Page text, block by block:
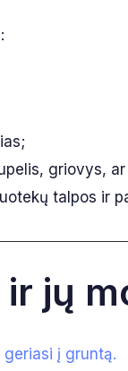
griovys,
talpos ir
jų
į gruntą.